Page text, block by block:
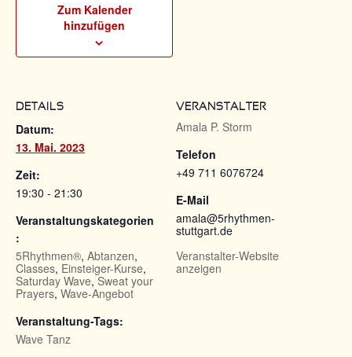
Zum Kalender
hinzufügen
DETAILS
Datum:
13. Mai. 2023
Zeit:
19:30 - 21:30
Veranstaltungskategorien
:
5Rhythmen®, Abtanzen,
Classes, Einsteiger-Kurse,
Saturday Wave,Sweat your
Prayers, Wave-Angebot
Veranstaltung-Tags:
Wave Tanz
VERANSTALTER
Amala P. Storm
Telefon
+49 711 6076724
E-Mail
amala@5rhythmen-
stuttgart.de
Veranstalter-Website
anzeigen